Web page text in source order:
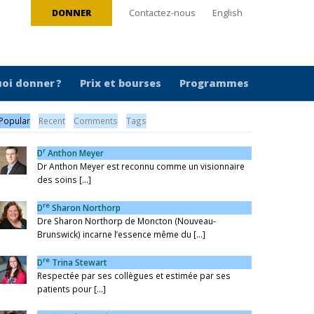
DONNER Contactez-nous English
donner ? Prix et bourses Programmes
Popular Recent Comments Tags
Dr Anthon Meyer
Dr Anthon Meyer est reconnu comme un visionnaire
des soins [...]
Dre Sharon Northorp
Dre Sharon Northorp de Moncton (Nouveau-
Brunswick) incarne l’essence même du [...]
Dre Trina Stewart
Respectée par ses collègues et estimée par ses
patients pour [...]